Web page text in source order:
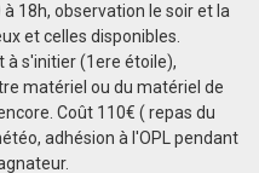
18h, observation le soir et la
et celles disponibles.
à s'initier (1ere étoile),
matériel ou du matériel de
Coût 110€ ( repas du
adhésion à l'OPL pendant